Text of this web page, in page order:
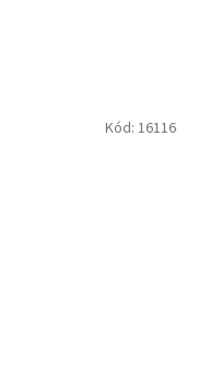
Kód: 16116